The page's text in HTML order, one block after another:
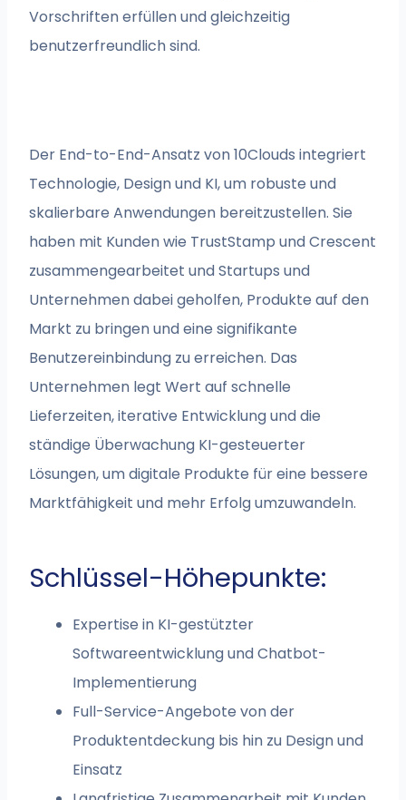
Vorschriften erfüllen und gleichzeitig
benutzerfreundlich sind.
Der End-to-End-Ansatz von 10Clouds integriert
Technologie, Design und KI, um robuste und
skalierbare Anwendungen bereitzustellen. Sie
haben mit Kunden wie TrustStamp und Crescent
zusammengearbeitet und Startups und
Unternehmen dabei geholfen, Produkte auf den
Markt zu bringen und eine signifikante
Benutzereinbindung zu erreichen. Das
Unternehmen legt Wert auf schnelle
Lieferzeiten, iterative Entwicklung und die
ständige Überwachung KI-gesteuerter
Lösungen, um digitale Produkte für eine bessere
Marktfähigkeit und mehr Erfolg umzuwandeln.
Schlüssel-Höhepunkte:
Expertise in KI-gestützter
Softwareentwicklung und Chatbot-
Implementierung
Full-Service-Angebote von der
Produktentdeckung bis hin zu Design und
Einsatz